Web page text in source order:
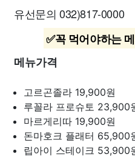
유선문의 032)817-0000
✅꼭 먹어야하는
메뉴가격
고르곤졸라 19,900원
루꼴라 프로슈토 23,900
마르게리따 19,900원
돈마호크 플래터 65,900
립아이 스테이크 53,900